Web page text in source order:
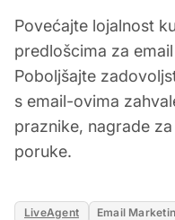
Povećajte lojalnost
predlošcima za
Poboljšajte
s email-ovima
praznike, nagrade
poruke.
LiveAgent Email